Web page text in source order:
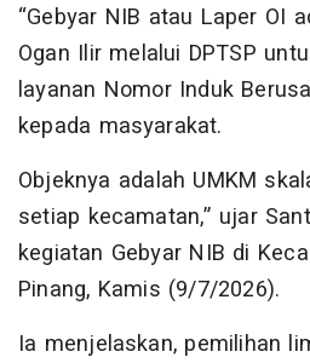
“Gebyar NIB atau Laper OI
Ogan Ilir melalui DPTSP
layanan Nomor Induk
kepada masyarakat.
Objeknya adalah UMKM
setiap kecamatan,” ujar
kegiatan Gebyar NIB di
Pinang, Kamis (9/7/2026).
Ia menjelaskan, pemilihan